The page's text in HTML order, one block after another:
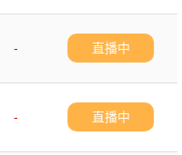
-
直播中
-
直播中